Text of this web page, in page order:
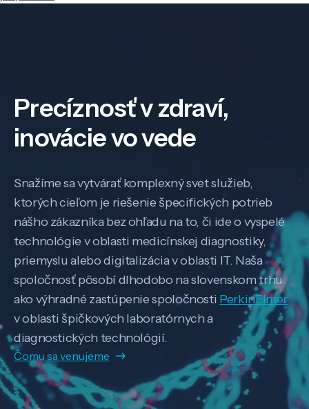
Precíznosť v zdraví,
inovácie vo vede
Snažíme sa vytvárať komplexný svet služieb,
ktorých cieľom je riešenie špecifických potrieb
nášho zákazníka bez ohľadu na to, či ide o vyspelé
technológie v oblasti medicínskej diagnostiky,
priemyslu alebo digitalizácia v oblasti IT. Naša
spoločnosť pôsobí dlhodobo na slovenskom trhu
ako výhradné zastúpenie spoločnosti PerkinElmer
v oblasti špičkových laboratórnych a
diagnostických technológií.
Čomu sa venujeme